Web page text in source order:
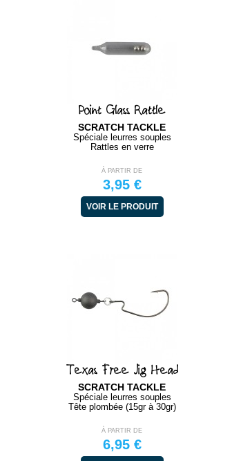
Point Glass Rattle
SCRATCH TACKLE
Spéciale leurres souples
Rattles en verre
À PARTIR DE
3,95 €
VOIR LE PRODUIT
Texas Free Jig Head
SCRATCH TACKLE
Spéciale leurres souples
Tête plombée (15gr à 30gr)
À PARTIR DE
6,95 €